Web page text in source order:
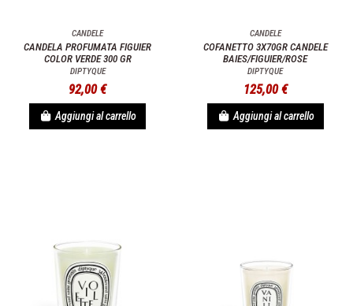
CANDELE
CANDELA PROFUMATA FIGUIER
COLOR VERDE 300 GR
DIPTYQUE
92,00 €
Aggiungi al carrello
CANDELE
COFANETTO 3X70GR CANDELE
BAIES/FIGUIER/ROSE
DIPTYQUE
125,00 €
Aggiungi al carrello